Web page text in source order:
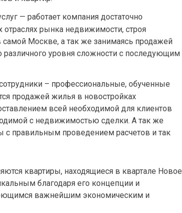
— работает компания достаточно
рынка недвижимости, строя
Москве, а так же занимаясь продажей
различного уровня сложности с последующим
– профессиональные, обученные
продажей жилья в новостройках
всей необходимой для клиентов
с недвижимостью сделки. А так же
правильным проведением расчетов и так
квартиры, находящиеся в квартале Новое
благодаря его концепции и
важнейшим экономическим и